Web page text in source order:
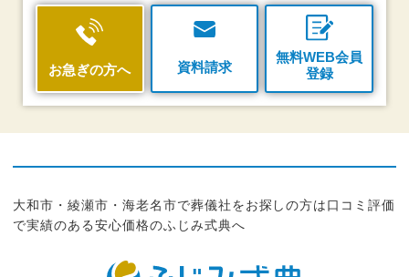
お急ぎの方へ 資料請求
無料WEB会員
登録
大和市・綾瀬市・海老名市で葬儀社をお探しの方は口コミ評価
で実績のある安心価格のふじみ式典へ